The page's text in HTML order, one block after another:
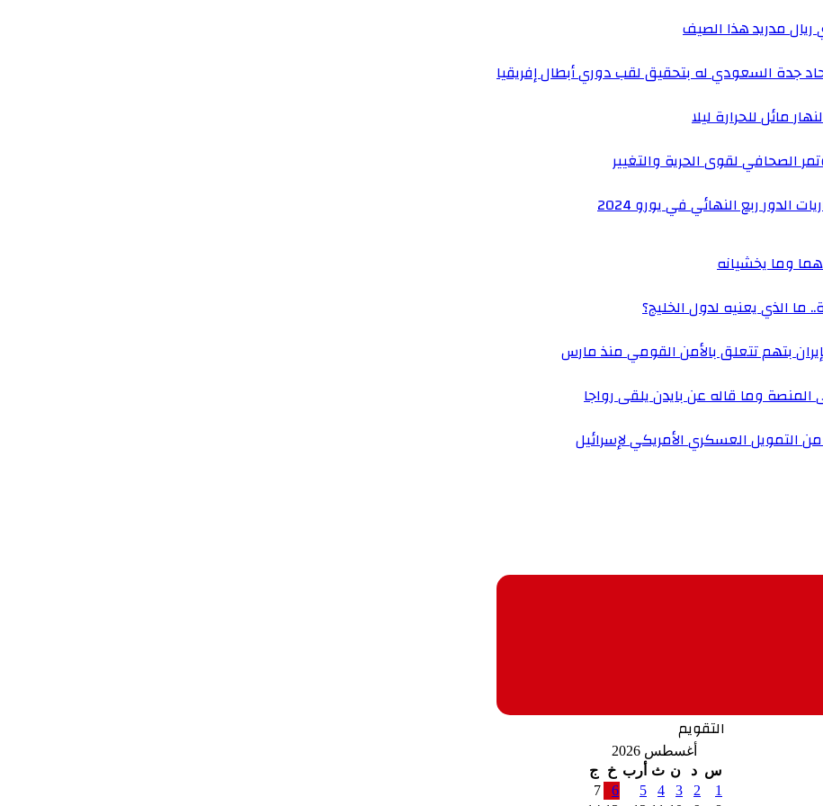
ريال مدريد هذا الصيف
جدة السعودي له بتحقيق لقب دوري أبطال إفريقيا
مائل للحرارة ليلا
الصحافي لقوى الحرية والتغيير
ربع النهائي في يورو 2024
ما الذي يعنيه لدول الخليج؟
بتهم تتعلق بالأمن القومي منذ مارس
وما قاله عن بايدن يلقى رواجا
التقويم
أغسطس 2026
س د ن ث أرب خ
ج
1
2
3
4
5
6
7